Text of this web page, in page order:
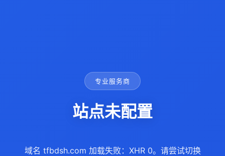
专业服务商
站点未配置
域名 tfbdsh.com 加载失败：XHR 0。请尝试切换